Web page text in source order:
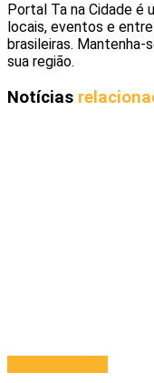
Portal Ta na Cidade é
locais, eventos e
brasileiras.
sua região.
Notícias